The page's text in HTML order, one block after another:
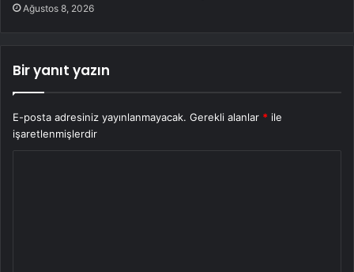
Ağustos 8, 2026
Bir yanıt yazın
E-posta adresiniz yayınlanmayacak. Gerekli alanlar * ile
işaretlenmişlerdir